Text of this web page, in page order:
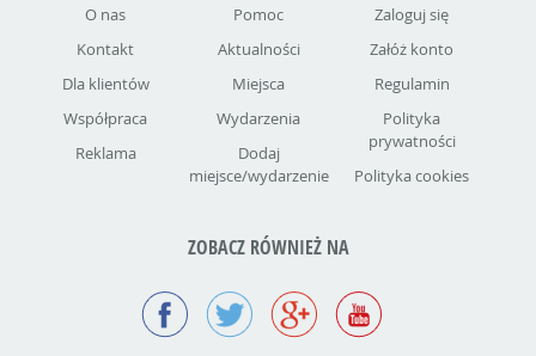
O nas
Kontakt
Dla klientów
Współpraca
Reklama
Pomoc
Aktualności
Miejsca
Wydarzenia
Dodaj
miejsce/wydarzenie
Zaloguj się
Załóż konto
Regulamin
Polityka
prywatności
Polityka cookies
ZOBACZ RÓWNIEŻ NA